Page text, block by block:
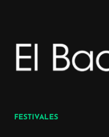
FESTIVALES